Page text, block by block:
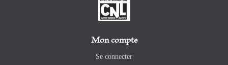
Mon compte
Se connecter